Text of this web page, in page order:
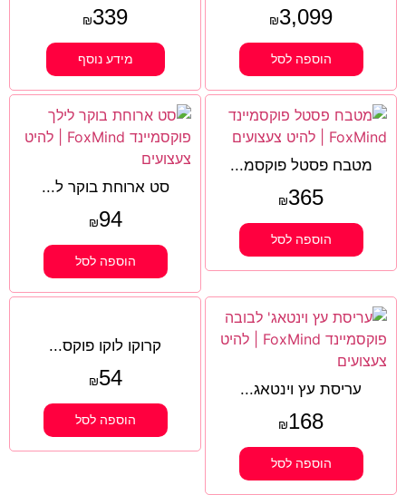
₪3,099
הוספה לסל
₪339
מידע נוסף
מטבח פסטל פוקסמ...
₪365
הוספה לסל
סט ארוחת בוקר ל...
₪94
הוספה לסל
עריסת עץ וינטאג...
₪168
הוספה לסל
קרוקו לוקו פוקס...
₪54
הוספה לסל